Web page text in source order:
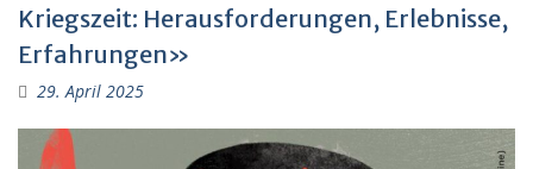
Kriegszeit: Herausforderungen, Erlebnisse,
Erfahrungen»
29. April 2025